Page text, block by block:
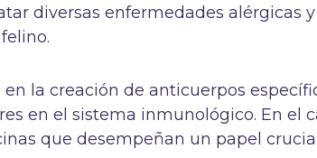
diversas enfermedades alérgicas
en la creación de anticuerpos
en el sistema inmunológico. En el
que desempeñan un papel